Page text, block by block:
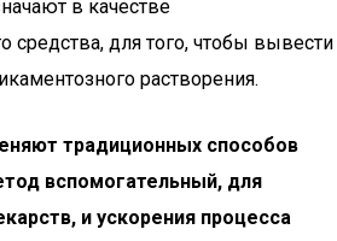
в качестве
средства, для того, чтобы вывести
растворения.
традиционных способов
вспомогательный, для
и ускорения процесса